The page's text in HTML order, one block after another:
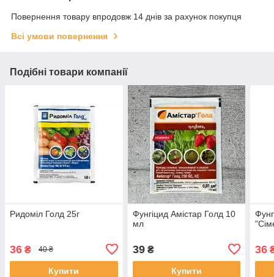
Повернення товару впродовж 14 днів за рахунок покупця
Всі умови повернення
Подібні товари компанії
Ридоміл Голд 25г
36 ₴ 40 ₴
Купити
Фунгіцид Амістар Голд 10
мл
39₴
Купити
36